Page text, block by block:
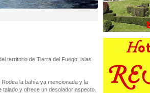
territorio de Tierra del Fuego, islas
la bahía ya mencionada y la
y ofrece un desolador aspecto.